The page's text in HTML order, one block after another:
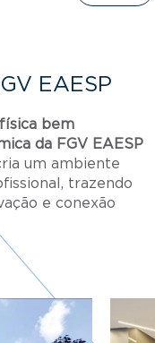
EAESP
bem
da FGV EAESP
um ambiente
trazendo
e conexão